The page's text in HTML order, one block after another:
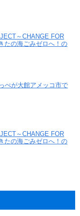
～CHANGE FOR
の海ごみゼロへ！の
ぺが大館アメッコ市で
～CHANGE FOR
の海ごみゼロへ！の